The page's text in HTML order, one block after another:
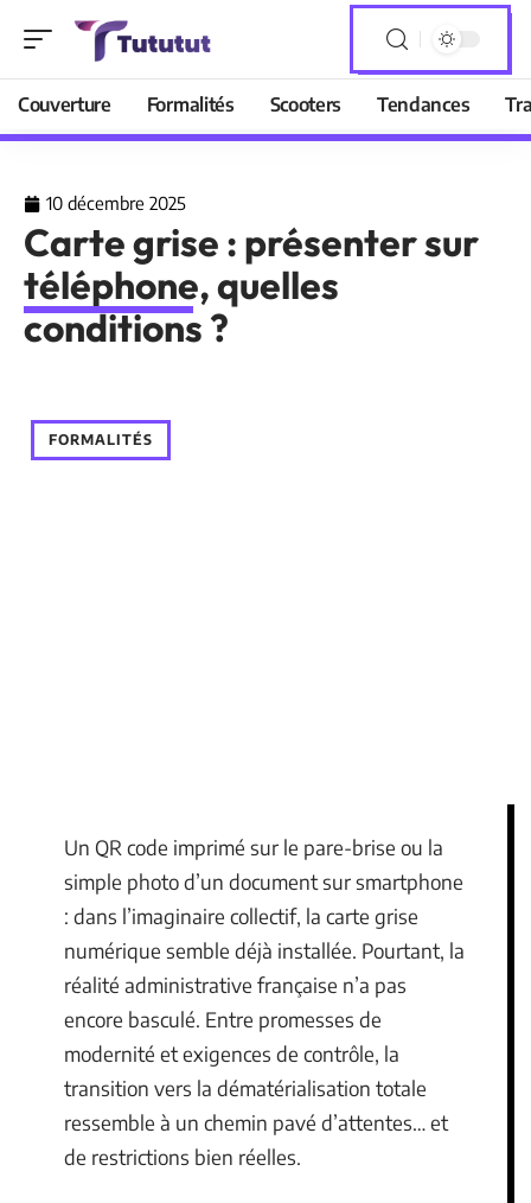
Couverture Formalités Scooters Tendances
10 décembre 2025
Carte grise : présenter sur
téléphone, quelles
conditions ?
FORMALITÉS
Un QR code imprimé sur le pare-brise ou la
simple photo d’un document sur smartphone
: dans l’imaginaire collectif, la carte grise
numérique semble déjà installée. Pourtant, la
réalité administrative française n’a pas
encore basculé. Entre promesses de
modernité et exigences de contrôle, la
transition vers la dématérialisation totale
ressemble à un chemin pavé d’attentes… et
de restrictions bien réelles.